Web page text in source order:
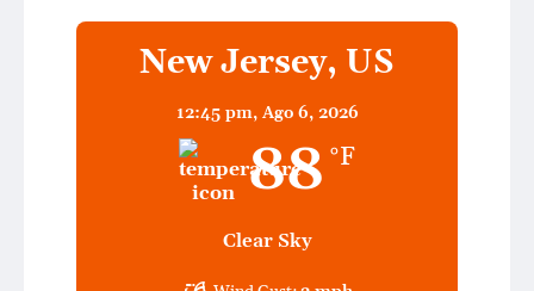
New Jersey, US
12:45 pm, Ago 6, 2026
88 °F
Clear Sky